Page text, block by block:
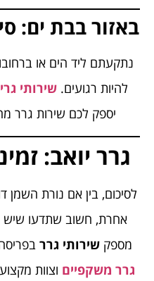
באזור בבת ים:
נתקעתם ליד הים או
להיות רגועים.שירותי
יספק לכם שירות גרר
גרר יואב:
לסיכום, בין אם נורת
אחרת, חשוב שתדעו שיש
מספקשירותי גרר
גרר משקפיים וצוות